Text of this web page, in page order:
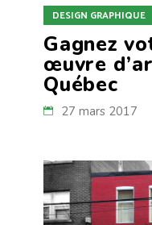
DESIGN GRAPHIQUE
Gagnez
œuvre
Québec
27 mars 2017